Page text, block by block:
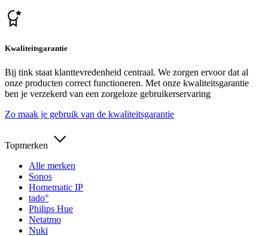
Kwaliteitsgarantie
Bij tink staat klanttevredenheid centraal. We zorgen ervoor dat al
onze producten correct functioneren. Met onze kwaliteitsgarantie
ben je verzekerd van een zorgeloze gebruikerservaring
Zo maak je gebruik van de kwaliteitsgarantie
Topmerken
Alle merken
Sonos
Homematic IP
tado°
Philips Hue
Netatmo
Nuki